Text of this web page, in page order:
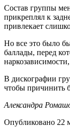
Состав группы
прикреплял к
привлекает
Но все это было
баллады, перед
В дискографии
чтобы причинить
Александра
Опубликовано 22